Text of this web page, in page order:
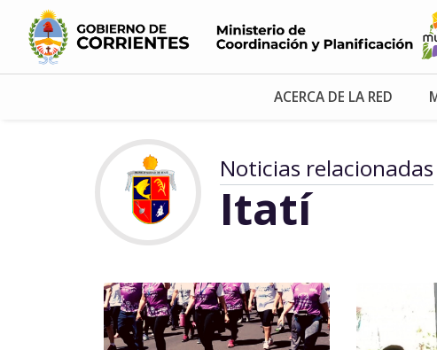
ACERCA DE LA RED
Noticias relacionadas
Itatí